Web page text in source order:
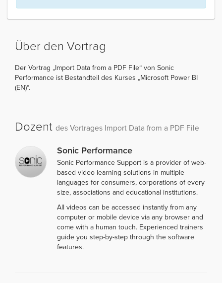
Über den Vortrag
Der Vortrag „Import Data from a PDF File“ von Sonic
Performance ist Bestandteil des Kurses „Microsoft Power BI
(EN)“.
Dozent des Vortrages Import Data from a PDF File
Sonic Performance
Sonic Performance Support is a provider of web-
based video learning solutions in multiple
languages for consumers, corporations of every
size, associations and educational institutions.
All videos can be accessed instantly from any
computer or mobile device via any browser and
come with a human touch. Experienced trainers
guide you step-by-step through the software
features.